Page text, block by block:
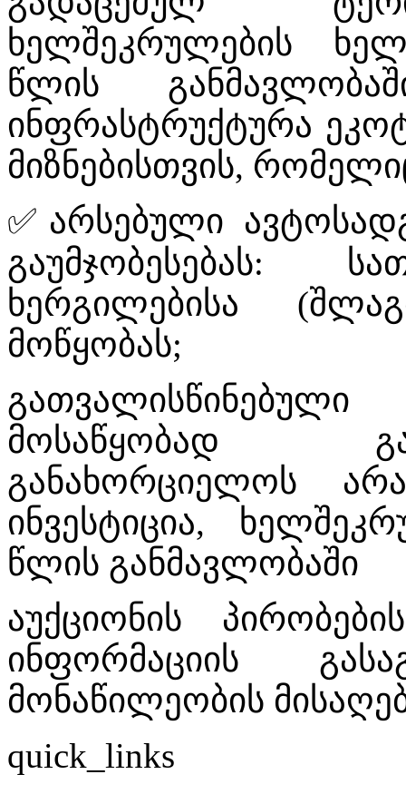
ხელშეკრულების
წლის
ინფრასტრუქტურა
მიზნებისთვის,
✅ არსებული
გაუმჯობესებას:
ხერგილებისა
მოწყობას;
მოსაწყობად
განახორციელოს
ინვესტიცია,
წლის განმავლობაში
აუქციონის
ინფორმაციის
მონაწილეობის
quick_links